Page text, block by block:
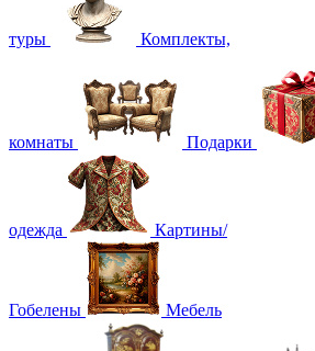
туры Комплекты,
комнаты Подарки
одежда Картины/
Гобелены Мебель